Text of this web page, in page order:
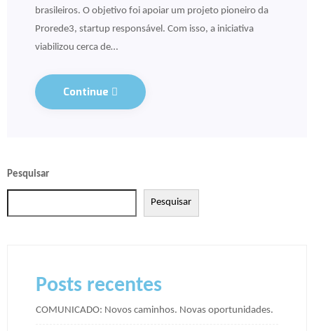
brasileiros. O objetivo foi apoiar um projeto pioneiro da
Prorede3, startup responsável. Com isso, a iniciativa
viabilizou cerca de…
Continue
Pesquisar
Pesquisar
Posts recentes
COMUNICADO: Novos caminhos. Novas oportunidades.